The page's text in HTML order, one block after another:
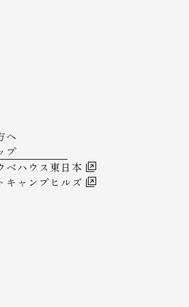
へ
プ
ベハウス東日本
キャンプヒルズ